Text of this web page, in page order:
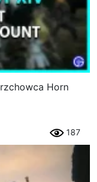
Horn
187